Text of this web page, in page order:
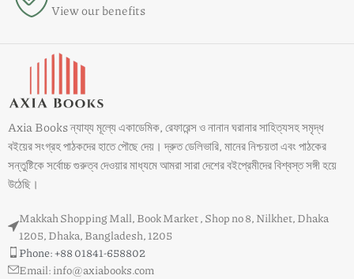
View our benefits
Axia Books ন্যায্য মূল্যে একাডেমিক, রেফারেন্স ও নানান ঘরানার সাহিত্যসহ সমৃদ্ধ
বইয়ের সংগ্রহ পাঠকদের হাতে পৌছে দেয়। দ্রুত ডেলিভারি, মানের নিশ্চয়তা এবং পাঠকের
সন্তুষ্টিকে সর্বোচ্চ গুরুত্ব দেওয়ার মাধ্যমে আমরা সারা দেশের বইপ্রেমীদের বিশ্বস্ত সঙ্গী হয়ে
উঠেছি।
Makkah Shopping Mall, Book Market , Shop no 8, Nilkhet, Dhaka
1205, Dhaka, Bangladesh, 1205
Phone: +88 01841-658802
Email: info@axiabooks.com